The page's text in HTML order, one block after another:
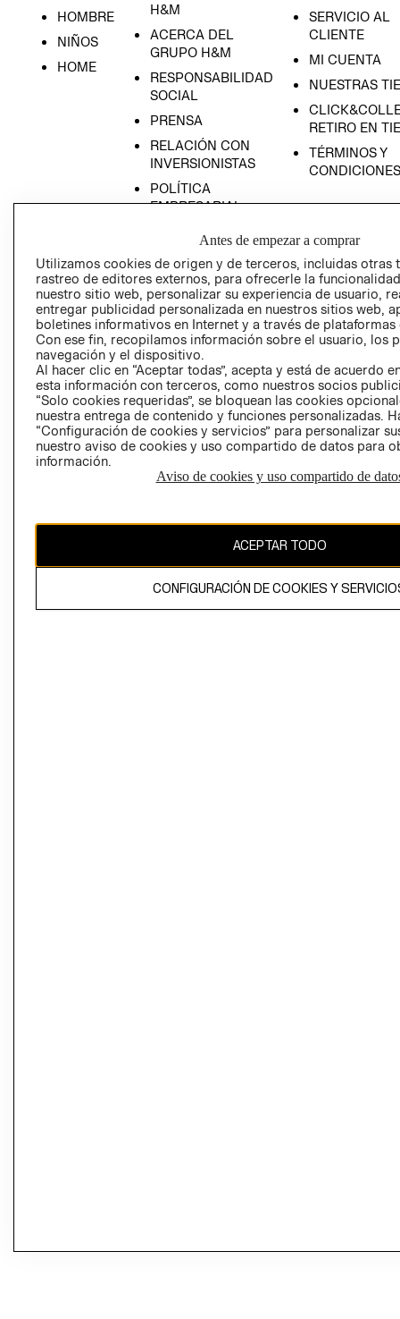
HOMBRE
NIÑOS
HOME
H&M
ACERCA DEL
GRUPO H&M
RESPONSABILIDAD
SOCIAL
PRENSA
RELACIÓN CON
INVERSIONISTAS
POLÍTICA
EMPRESARIAL
SERVICIO AL
CLIENTE
MI CUENTA
NUESTRAS
RETIRO EN
TÉRMINOS Y
CONDICIONES
AVISO DE
PRIVACIDAD
GIFT CARD
El contenido de esta página web está protegido por copyright y es
propiedad de H&M Hennes & Mauritz AB
Antes de empezar a comprar
Utilizamos cookies de origen y de terceros, incluidas otras
rastreo de editores externos, para ofrecerle la
nuestro sitio web, personalizar su experiencia de usuario,
entregar publicidad personalizada en nuestros sitios web,
boletines informativos en Internet y a través de plataformas
Con ese fin, recopilamos información sobre el usuario, los
navegación y el dispositivo.
Al hacer clic en “Aceptar todas”, acepta y está de acuerdo
esta información con terceros, como nuestros socios
“Solo cookies requeridas”, se bloquean las cookies
nuestra entrega de contenido y funciones personalizadas.
“Configuración de cookies y servicios” para personalizar
nuestro aviso de cookies y uso compartido de datos para
información.
Aviso de cookies y uso compartido de
ACEPTAR TODO
CONFIGURACIÓN DE COOKIES Y